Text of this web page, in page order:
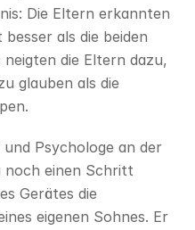
Die Eltern erkannten
als die beiden
die Eltern dazu,
glauben als die
Psychologe an der
einen Schritt
Gerätes die
eigenen Sohnes. Er